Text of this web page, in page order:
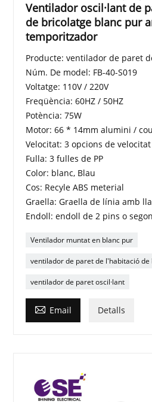
Ventilador oscil·lant de
de bricolatge blanc pur
temporitzador
Producte: ventilador de paret
Núm. De model: FB-40-S019
Voltatge: 110V / 220V
Freqüència: 60HZ / 50HZ
Potència: 75W
Motor: 66 * 14mm alumini /
Velocitat: 3 opcions de velocitat
Fulla: 3 fulles de PP
Color: blanc, Blau
Cos: Recyle ABS meterial
Graella: Graella de línia amb
Endoll: endoll de 2 pins o
Ventilador muntat en blanc pur
ventilador de paret de l'habitació de
ventilador de paret oscil·lant
 Email Detalls